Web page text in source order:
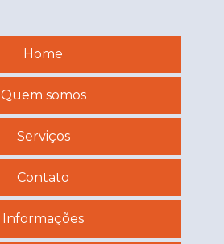
Home
Quem somos
Serviços
Contato
Informações